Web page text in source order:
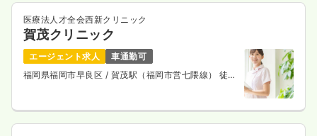
医療法人才全会西新クリニック
賀茂クリニック
エージェント求人
車通勤可
福岡県福岡市早良区 / 賀茂駅（福岡市営七隈線） 徒歩